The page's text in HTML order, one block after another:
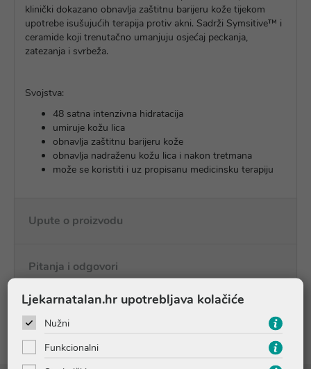
klinički dokazano obnavlja zaštitnu barijeru kože tijekom
upotrebe isušujućih terapija protiv akni. Sadrži Symsitive™ i
ceramide koji trenutačno umanjuju osjećaj peckanja,
zatezanja i svrbeža.
Svojstva:
48 satna intenzivna hidratacija
umiruje kožu lica
obnavlja zaštitnu barijeru kože
obnavlja nadraženu kožu lica i nakon tretmana
može se koristiti i uz propisanu medicinsku terapiju
Upute o proizvodu
Pitanja i odgovori
Recenzije
Ljekarnatalan.hr upotrebljava kolačiće
Nužni
Funkcionalni